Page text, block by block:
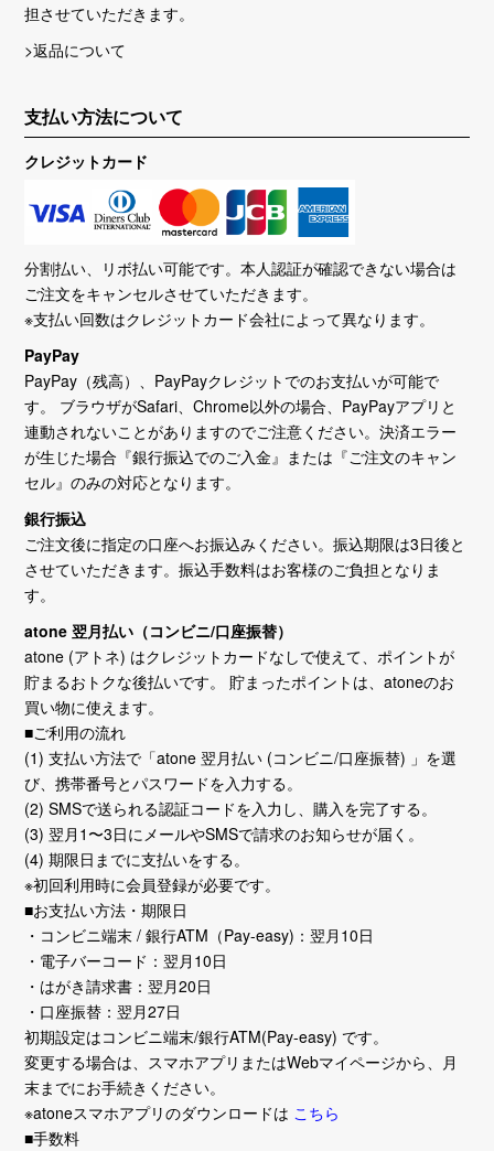
担させていただきます。
>返品について
支払い方法について
クレジットカード
分割払い、リボ払い可能です。本人認証が確認できない場合は
ご注文をキャンセルさせていただきます。
※支払い回数はクレジットカード会社によって異なります。
PayPay
PayPay（残高）、PayPayクレジットでのお支払いが可能で
す。 ブラウザがSafari、Chrome以外の場合、PayPayアプリと
連動されないことがありますのでご注意ください。決済エラー
が生じた場合『銀行振込でのご入金』または『ご注文のキャン
セル』のみの対応となります。
銀行振込
ご注文後に指定の口座へお振込みください。振込期限は3日後と
させていただきます。振込手数料はお客様のご負担となりま
す。
atone 翌月払い（コンビニ/口座振替）
atone (アトネ) はクレジットカードなしで使えて、ポイントが
貯まるおトクな後払いです。 貯まったポイントは、atoneのお
買い物に使えます。
■ご利用の流れ
(1) 支払い方法で「atone 翌月払い (コンビニ/口座振替) 」を選
び、携帯番号とパスワードを入力する。
(2) SMSで送られる認証コードを入力し、購入を完了する。
(3) 翌月1〜3日にメールやSMSで請求のお知らせが届く。
(4) 期限日までに支払いをする。
※初回利用時に会員登録が必要です。
■お支払い方法・期限日
・コンビニ端末 / 銀行ATM（Pay-easy)：翌月10日
・電子バーコード：翌月10日
・はがき請求書：翌月20日
・口座振替：翌月27日
初期設定はコンビニ端末/銀行ATM(Pay-easy) です。
変更する場合は、スマホアプリまたはWebマイページから、月
末までにお手続きください。
※atoneスマホアプリのダウンロードは こちら
■手数料